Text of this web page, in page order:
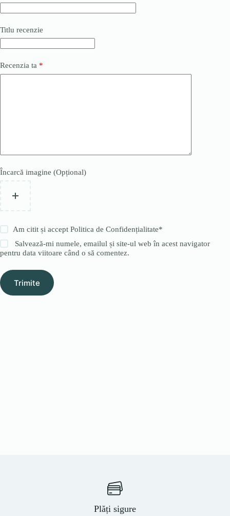
Titlu recenzie
Recenzia ta *
Încarcă imagine (Opțional)
Am citit și acceptPolitica de Confidențialitate*
Salvează-mi numele, emailul și site-ul web în acest navigator
pentru data viitoare când o să comentez.
Trimite
Plăți sigure